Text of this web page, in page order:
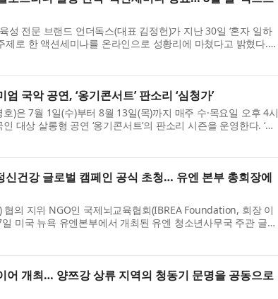
성 전문 브랜드 언더독스(대표 김정헌)가 지난 30일 ‘혼자 일하
제로 한 액션세미나를 온라인으로 성황리에 마쳤다고 밝혔다.
세미나는 최근 급부상하고 ...
국악 공연, ‘옹기콘서트’ 판소리 ‘심청가’
)은 7월 1일(수)부터 8월 13일(목)까지 매주 수·목요일 오후 4시
대상 살롱형 공연 ‘옹기콘서트’의 판소리 시즌을 운영한다. ‘옹
상(床) 접객 문화에서 착...
건강 글로벌 캠페인 공식 초청… 유엔 본부 총회장에
협의 지위 NGO인 국제뇌교육협회(IBREA Foundation, 회장 이
미국 뉴욕 유엔본부에서 개최된 유엔 청소년사무국 주관 글로
Goal: Football as a Catalyst for Y...
어 개최… 양쯔강 상류 지역의 청동기 문명을 공동으로